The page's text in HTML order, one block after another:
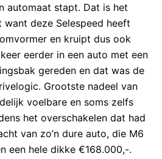
automaat stapt. Dat is het
want deze Selespeed heeft
en kruipt dus ook
eerder in een auto met een
gereden en dat was de
Grootste nadeel van
voelbare en soms zelfs
het overschakelen dat had
van zo’n dure auto, die M6
een hele dikke €168.000,-.